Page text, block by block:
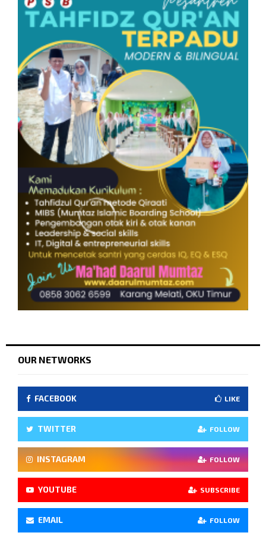
OUR NETWORKS
FACEBOOK LIKE
TWITTER FOLLOW
INSTAGRAM FOLLOW
YOUTUBE SUBSCRIBE
EMAIL FOLLOW